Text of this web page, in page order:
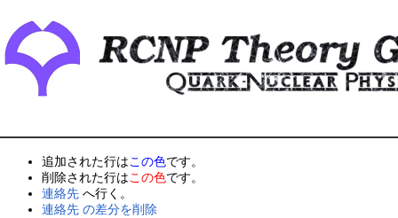
追加された行はこの色です。
削除された行はこの色です。
連絡先 へ行く。
連絡先 の差分を削除